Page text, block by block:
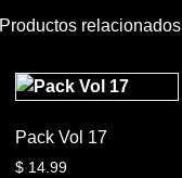
Productos relacionados
Pack Vol 17
$14.99